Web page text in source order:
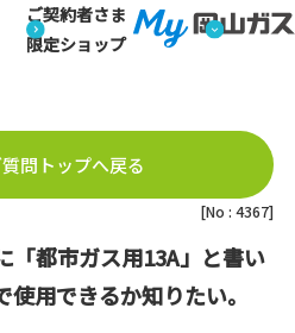
ご契約者さま
限定ショップ
よくあるご質問詳細
あるご質問
問トップへ戻る
[No : 4367]
「都市ガス用13A」と書い
用できるか知りたい。